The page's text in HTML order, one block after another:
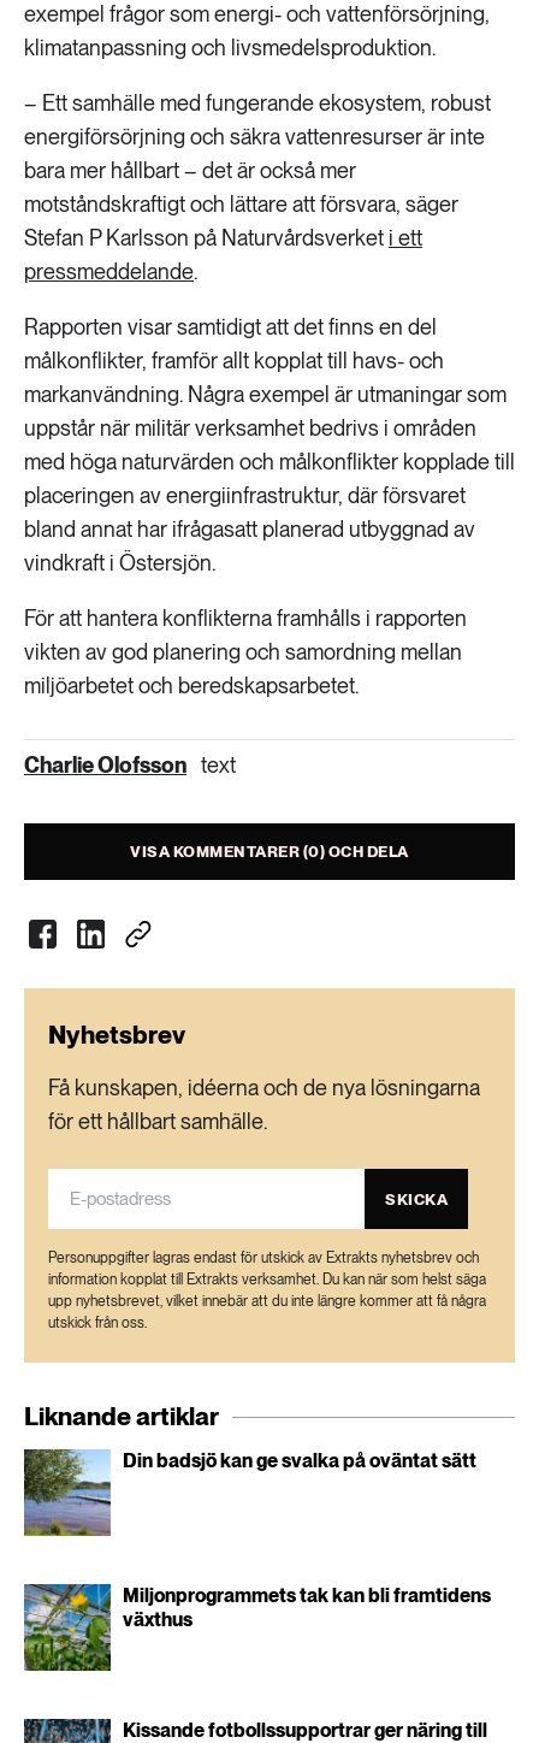
exempel frågor som energi- och vattenförsörjning,
klimatanpassning och livsmedelsproduktion.
– Ett samhälle med fungerande ekosystem, robust
energiförsörjning och säkra vattenresurser är inte
bara mer hållbart – det är också mer
motståndskraftigt och lättare att försvara, säger
Stefan P Karlsson på Naturvårdsverket i ett
pressmeddelande.
Rapporten visar samtidigt att det finns en del
målkonflikter, framför allt kopplat till havs- och
markanvändning. Några exempel är utmaningar som
uppstår när militär verksamhet bedrivs i områden
med höga naturvärden och målkonflikter kopplade till
placeringen av energiinfrastruktur, där försvaret
bland annat har ifrågasatt planerad utbyggnad av
vindkraft i Östersjön.
För att hantera konflikterna framhålls i rapporten
vikten av god planering och samordning mellan
miljöarbetet och beredskapsarbetet.
Charlie Olofsson text
VISA KOMMENTARER (0) OCH DELA
Nyhetsbrev
Få kunskapen, idéerna och de nya lösningarna
för ett hållbart samhälle.
SKICKA
Personuppgifter lagras endast för utskick av Extrakts nyhetsbrev och
information kopplat till Extrakts verksamhet. Du kan när som helst säga
upp nyhetsbrevet, vilket innebär att du inte längre kommer att få några
utskick från oss.
Liknande artiklar
Din badsjö kan ge svalka på oväntat sätt
Miljonprogrammets tak kan bli framtidens
växthus
Kissande fotbollssupportrar ger näring till